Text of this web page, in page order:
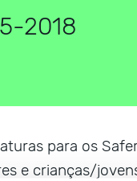
2018
para os
e crianças/